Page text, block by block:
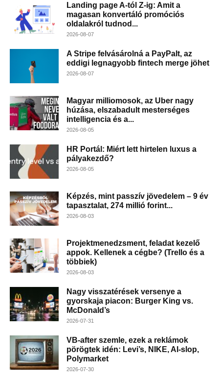
Landing page A-tól Z-ig: Amit a
magasan konvertáló promóciós
oldalakról tudnod...
2026-08-07
A Stripe felvásárolná a PayPalt, az
eddigi legnagyobb fintech merge jöhet
2026-08-07
Magyar milliomosok, az Uber nagy
húzása, elszabadult mesterséges
intelligencia és a...
2026-08-05
HR Portál: Miért lett hirtelen luxus a
pályakezdő?
2026-08-05
Képzés, mint passzív jövedelem – 9 év
tapasztalat, 274 millió forint...
2026-08-03
Projektmenedzsment, feladat kezelő
appok. Kellenek a cégbe? (Trello és a
többiek)
2026-08-03
Nagy visszatérések versenye a
gyorskaja piacon: Burger King vs.
McDonald’s
2026-07-31
VB-after szemle, ezek a reklámok
pörögtek idén: Levi’s, NIKE, AI-slop,
Polymarket
2026-07-30